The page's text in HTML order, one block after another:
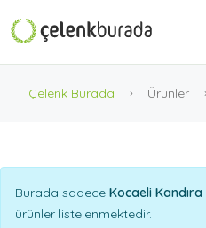
Çelenk Burada Ürünler
Burada sadece Kocaeli Kandıra
ürünler listelenmektedir.